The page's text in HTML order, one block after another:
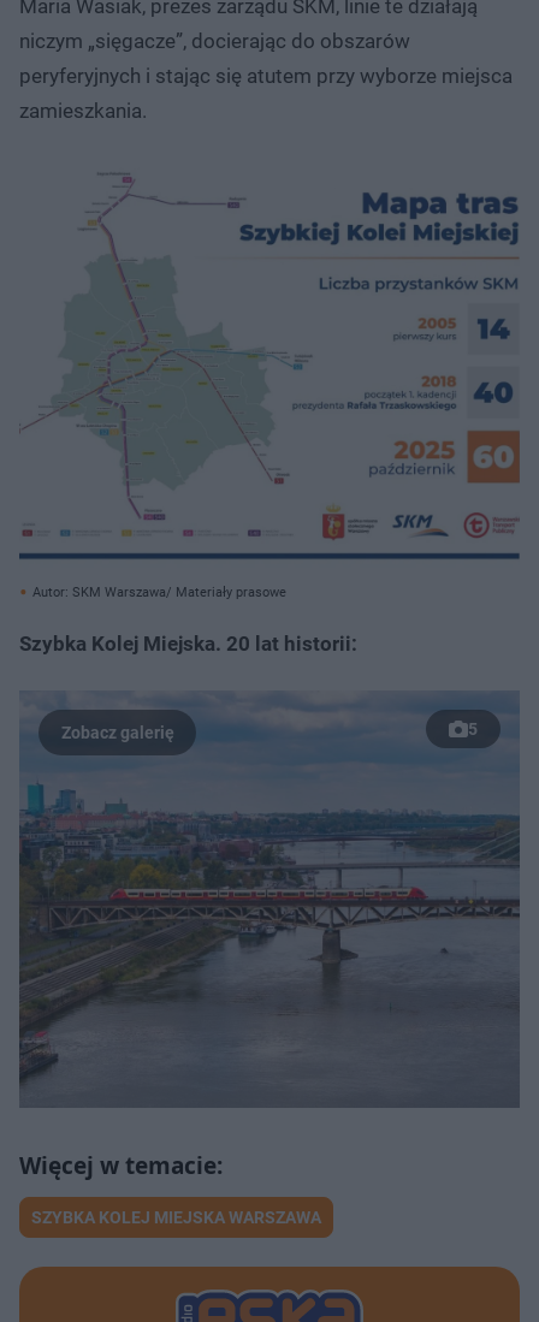
Maria Wasiak, prezes zarządu SKM, linie te działają
niczym „sięgacze”, docierając do obszarów
peryferyjnych i stając się atutem przy wyborze miejsca
zamieszkania.
Autor: SKM Warszawa/ Materiały prasowe
Szybka Kolej Miejska. 20 lat historii:
5
SZYBKA KOLEJ MIEJSKA WARSZAWA